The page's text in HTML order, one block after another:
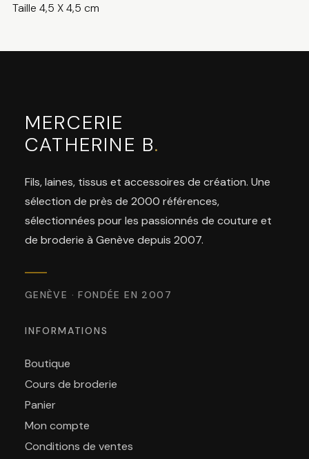
Taille 4,5 X 4,5 cm
MERCERIE
CATHERINE B.
Fils, laines, tissus et accessoires de création. Une
sélection de près de 2000 références,
sélectionnées pour les passionnés de couture et
de broderie à Genève depuis 2007.
GENÈVE · FONDÉE EN 2007
INFORMATIONS
Boutique
Cours de broderie
Panier
Mon compte
Conditions de ventes